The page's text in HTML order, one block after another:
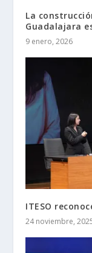
La
Guadalajara
9 enero, 2026
ITESO
24 noviembre,